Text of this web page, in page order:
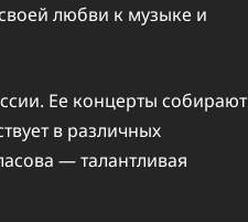
любви к музыке и
Ее концерты собирают
в различных
— талантливая